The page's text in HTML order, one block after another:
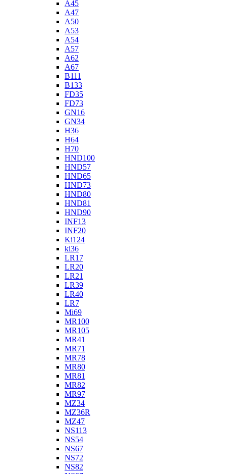
A45
A47
A50
A53
A54
A57
A62
A67
B111
B133
FD35
FD73
GN16
GN34
H36
H64
H70
HND100
HND57
HND65
HND73
HND80
HND81
HND90
INF13
INF20
Ki124
ki36
LR17
LR20
LR21
LR39
LR40
LR7
Mi69
MR100
MR105
MR41
MR71
MR78
MR80
MR81
MR82
MR97
MZ34
MZ36R
MZ47
NS113
NS54
NS67
NS72
NS82